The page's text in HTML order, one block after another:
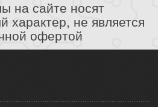
на сайте носят
характер, не является
офертой